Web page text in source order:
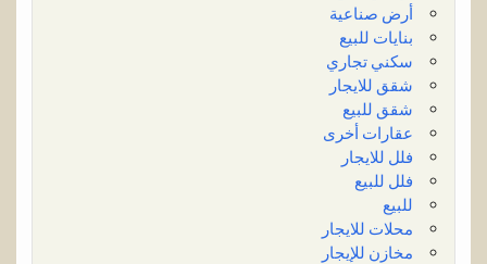
أرض صناعية
بنايات للبيع
سكني تجاري
شقق للايجار
شقق للبيع
عقارات أخرى
فلل للايجار
فلل للبيع
للبيع
محلات للايجار
مخازن للإيجار